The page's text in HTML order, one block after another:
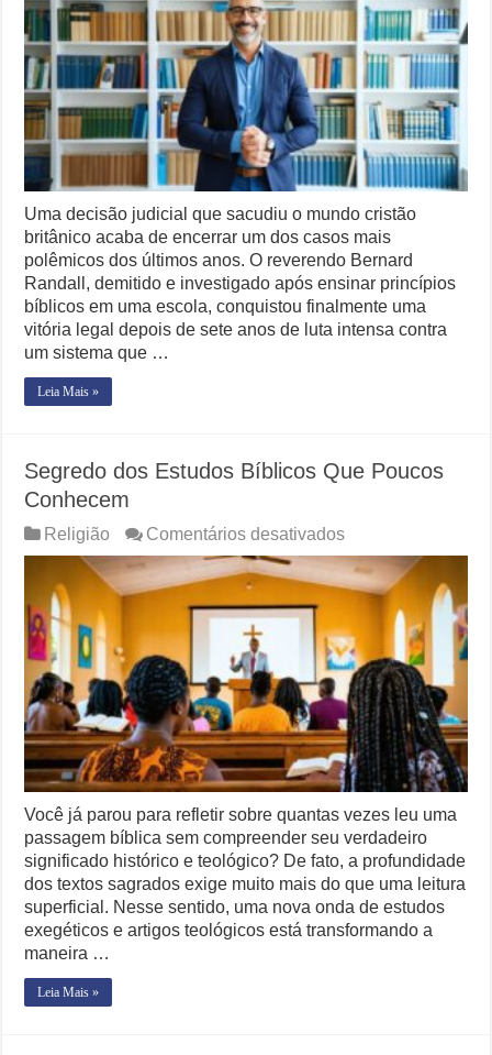
Especialistas Revelam os Riscos dos Ventos de 76 km/h no Rio
Copom e Itaú Dominam Hoje as Apostas do Mercado Financeiro
Família Livre, Senador Investigado: O Que Mudou na Operação
Controverso: IBS e CBS Dividem Empresários na Reforma
Batalha
de
7
Anos
e
Abala
Sistema
Uma decisão judicial que sacudiu o mundo cristão
britânico acaba de encerrar um dos casos mais
polêmicos dos últimos anos. O reverendo Bernard
Randall, demitido e investigado após ensinar princípios
bíblicos em uma escola, conquistou finalmente uma
vitória legal depois de sete anos de luta intensa contra
um sistema que …
Leia Mais »
Segredo dos Estudos Bíblicos Que Poucos
Conhecem
Religião Comentários desativadosem
Segredo
dos
Estudos
Bíblicos
Que
Poucos
Conhecem
Você já parou para refletir sobre quantas vezes leu uma
passagem bíblica sem compreender seu verdadeiro
significado histórico e teológico? De fato, a profundidade
dos textos sagrados exige muito mais do que uma leitura
superficial. Nesse sentido, uma nova onda de estudos
exegéticos e artigos teológicos está transformando a
maneira …
Leia Mais »